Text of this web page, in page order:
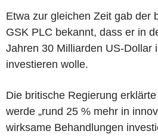
Etwa zur gleichen Zeit gab der
GSK PLC bekannt, dass er in
Jahren 30 Milliarden US-Dollar
investieren wolle.
Die britische Regierung
werde „rund 25 % mehr in
wirksame Behandlungen